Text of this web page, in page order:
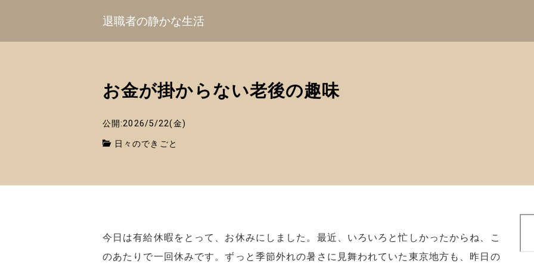
退職者の静かな生活
お金が掛からない老後の趣味
公開:2026/5/22(金)
日々のできごと
今日は有給休暇をとって、お休みにしました。最近、いろいろと忙しかったからね、こ
のあたりで一回休みです。ずっと季節外れの暑さに見舞われていた東京地方も、昨日の